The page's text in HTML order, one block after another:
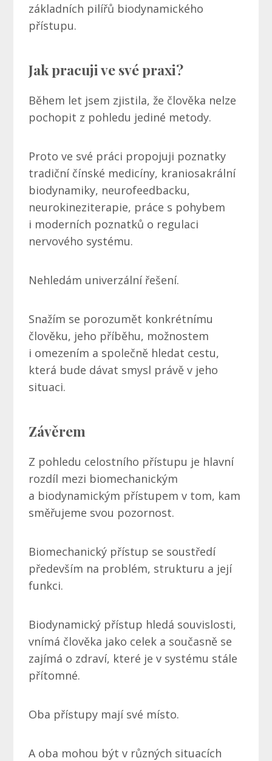
základních pilířů biodynamického
přístupu.
Jak pracuji ve své praxi?
Během let jsem zjistila, že člověka nelze
pochopit z pohledu jediné metody.
Proto ve své práci propojuji poznatky
tradiční čínské medicíny, kraniosakrální
biodynamiky, neurofeedbacku,
neurokineziterapie, práce s pohybem
i moderních poznatků o regulaci
nervového systému.
Nehledám univerzální řešení.
Snažím se porozumět konkrétnímu
člověku, jeho příběhu, možnostem
i omezením a společně hledat cestu,
která bude dávat smysl právě v jeho
situaci.
Závěrem
Z pohledu celostního přístupu je hlavní
rozdíl mezi biomechanickým
a biodynamickým přístupem v tom, kam
směřujeme svou pozornost.
Biomechanický přístup se soustředí
především na problém, strukturu a její
funkci.
Biodynamický přístup hledá souvislosti,
vnímá člověka jako celek a současně se
zajímá o zdraví, které je v systému stále
přítomné.
Oba přístupy mají své místo.
A oba mohou být v různých situacích